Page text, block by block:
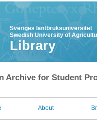
Sveriges lantbruksuniversitet
Swedish University of
Library
Archive for Student
About